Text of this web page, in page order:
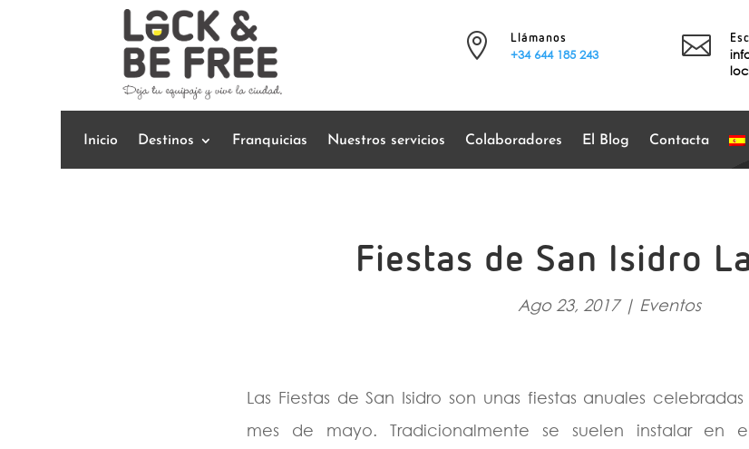
 Llámanos
+34 644 185 243 
Inicio Destinos Franquicias Nuestros servicios Colaboradores El Blog Contacta
Fiestas de San Isidro
Ago 23, 2017| Eventos
Las Fiestas de San Isidro son unas fiestas anuales
mes de mayo. Tradicionalmente se suelen instalar en